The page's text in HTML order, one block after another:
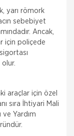
yarı römork
sebebiyet
Ancak,
için poliçede
araçlar için özel
sıra İhtiyari Mali
ve Yardım